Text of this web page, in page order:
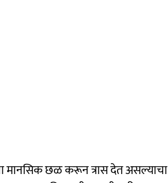
मानसिक छळ करून त्रास देत असल्याचा